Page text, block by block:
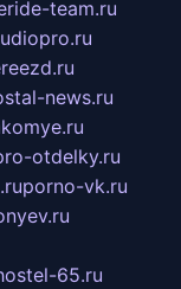
team.ru
news.ru
otdelky.ru
porno-vk.ru
65.ru